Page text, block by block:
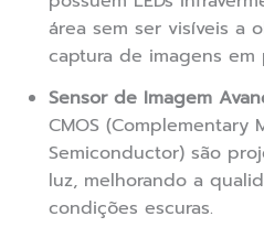
área sem ser visíveis a
captura de imagens em
Sensor de Imagem
CMOS (Complementary
Semiconductor) são
luz, melhorando a
condições escuras.